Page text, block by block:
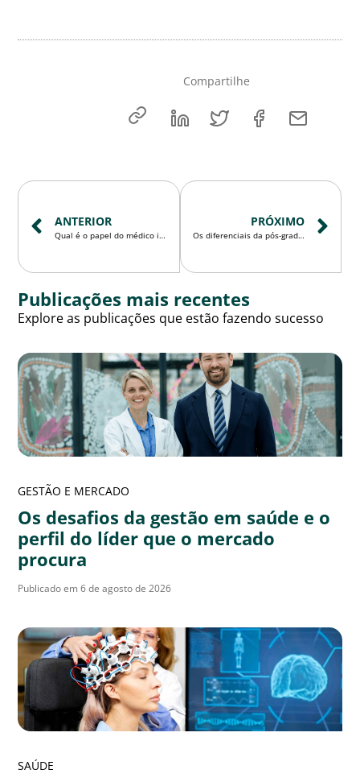
Compartilhe
ANTERIOR
Qual é o papel do médico infectologista e do enfermeiro na busca da melhoria da prática clínica?
PRÓXIMO
Os diferenciais da pós-graduação em Auditoria em Saúde da Faculdade Unimed
Publicações mais recentes
Explore as publicações que estão fazendo sucesso
GESTÃO E MERCADO
Os desafios da gestão em saúde e o
perfil do líder que o mercado
procura
Publicado em 6 de agosto de 2026
SAÚDE